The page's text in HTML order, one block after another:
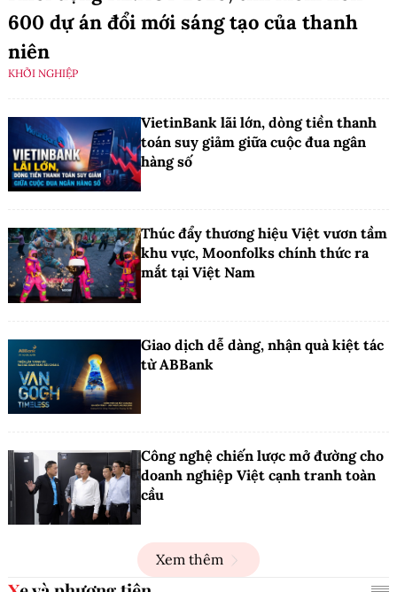
600 dự án đổi mới sáng tạo của thanh
niên
KHỞI NGHIỆP
VietinBank lãi lớn, dòng tiền thanh
toán suy giảm giữa cuộc đua ngân
hàng số
Thúc đẩy thương hiệu Việt vươn tầm
khu vực, Moonfolks chính thức ra
mắt tại Việt Nam
Giao dịch dễ dàng, nhận quà kiệt tác
từ ABBank
Công nghệ chiến lược mở đường cho
doanh nghiệp Việt cạnh tranh toàn
cầu
Xem thêm